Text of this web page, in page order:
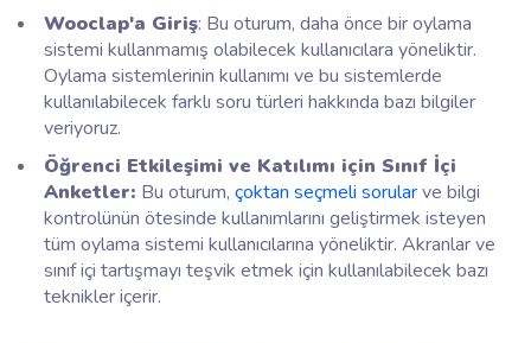
Wooclap'a Giriş: Bu oturum, daha önce bir oylama
sistemi kullanmamış olabilecek kullanıcılara yöneliktir.
Oylama sistemlerinin kullanımı ve bu sistemlerde
kullanılabilecek farklı soru türleri hakkında bazı bilgiler
veriyoruz.
Öğrenci Etkileşimi ve Katılımı için Sınıf İçi
Anketler: Bu oturum, çoktan seçmeli sorularve bilgi
kontrolünün ötesinde kullanımlarını geliştirmek isteyen
tüm oylama sistemi kullanıcılarına yöneliktir. Akranlar ve
sınıf içi tartışmayı teşvik etmek için kullanılabilecek bazı
teknikler içerir.